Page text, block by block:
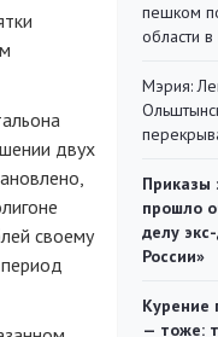
двух
своему
пешком
области
Мэрия:
Приказы
прошло
делу
России»
Курение
— тоже: